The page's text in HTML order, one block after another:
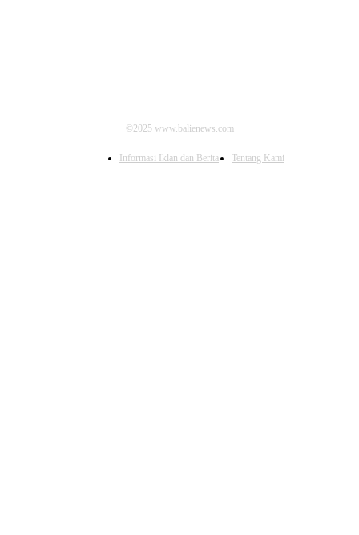
©2025 www.balienews.com
Informasi Iklan dan Berita Tentang Kami